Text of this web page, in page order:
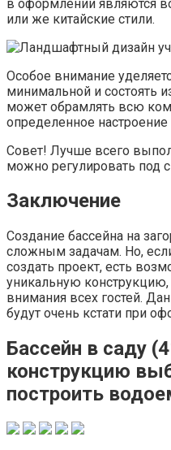
в оформлении являются
или же китайские стили.
Особое внимание
минимальной и состоять
может обрамлять всю
определенное настроение
Совет! Лучше всего
можно регулировать под
Заключение
Создание бассейна на
сложным задачам. Но,
создать проект, есть
уникальную
внимания всех гостей.
будут очень кстати при
Бассейн в саду
конструкцию
построить